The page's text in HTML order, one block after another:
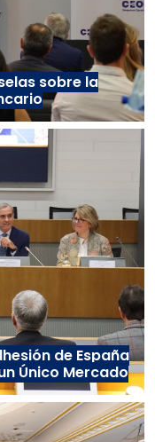
sobre la
de España
Único Mercado